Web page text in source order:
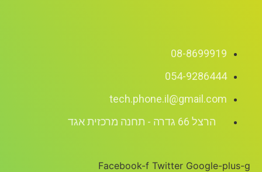
08-8699919
054-9286444
tech.phone.il@gmail.com
הרצל 66 גדרה - תחנה מרכזית אגד
Facebook-f Twitter Google-plus-g